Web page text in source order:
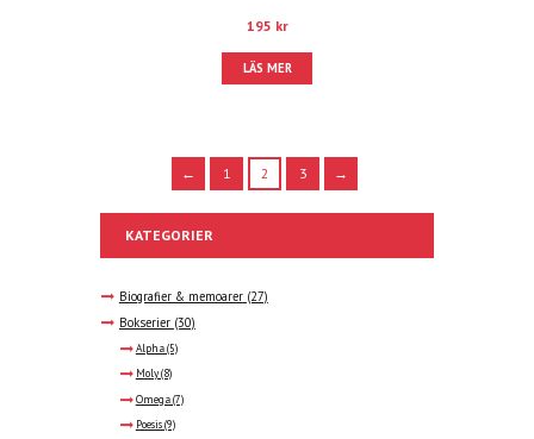
195 kr
LÄS MER
← 1 2 3 →
KATEGORIER
Biografier & memoarer (27)
Bokserier (30)
Alpha(5)
Moly(8)
Omega(7)
Poesis(9)